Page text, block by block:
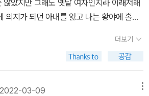
그래. 알았다고...'이런 상황에서 피해자에
어져서 인지문득 불쾌감까지 들었다.마치
목요일까지, 일주일 내내 최고기온이 갱신
하얀 단내를쏟아냈다.P275제목과 어우
았지만 그래도 옛날 여자인지라 이래저래
의지가 되던 아내를 잃고 나는 황야에 홀로
섬의 기억과 싸워야 하는 것이다. 게다가
보듯 뻔한 일이었다. 나는 애초에 싸우기를
망치기 위해 황야를 홀로 떠도는 수밖에 없
문 모를 노인네가 되는 것이 가장 편리할
더보기
03-09